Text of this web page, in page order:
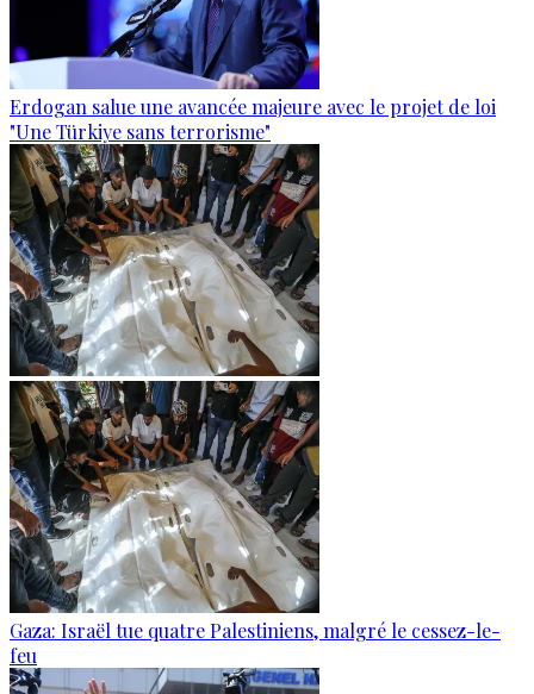
Erdogan salue une avancée majeure avec le projet de loi
"Une Türkiye sans terrorisme"
Gaza: Israël tue quatre Palestiniens, malgré le cessez-le-
feu